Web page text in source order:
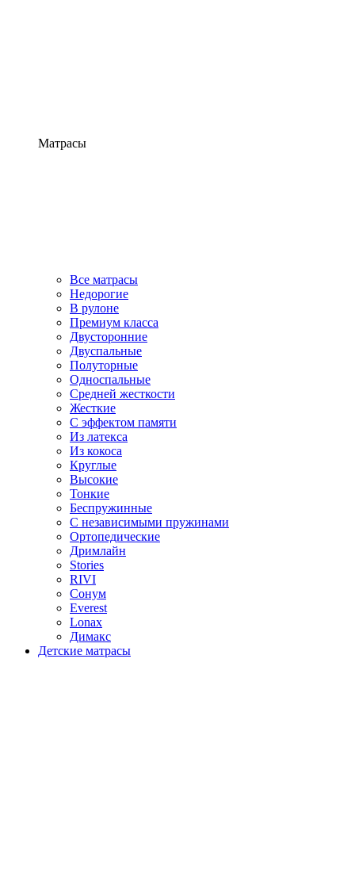
Матрасы
Все матрасы
Недорогие
В рулоне
Премиум класса
Двусторонние
Двуспальные
Полуторные
Односпальные
Средней жесткости
Жесткие
С эффектом памяти
Из латекса
Из кокоса
Круглые
Высокие
Тонкие
Беспружинные
С независимыми пружинами
Ортопедические
Дримлайн
Stories
RIVI
Сонум
Everest
Lonax
Димакс
Детские матрасы